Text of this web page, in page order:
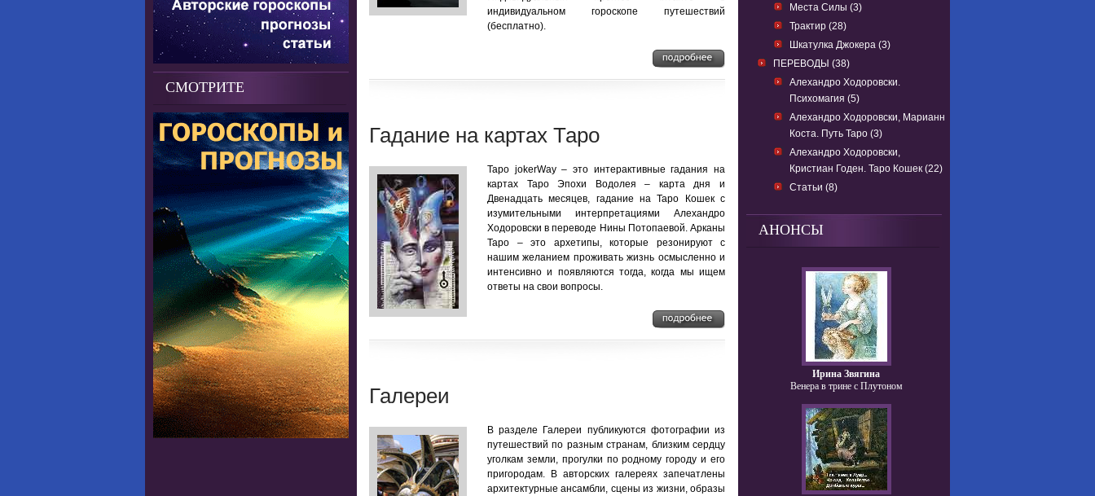
индивидуальном гороскопе путешествий
(бесплатно).
Гадание на картах Таро
Таро jokerWay – это интерактивные гадания на
картах Таро Эпохи Водолея – карта дня и
Двенадцать месяцев, гадание на Таро Кошек с
изумительными интерпретациями Алехандро
Ходоровски в переводе Нины Потопаевой. Арканы
Таро – это архетипы, которые резонируют с
нашим желанием проживать жизнь осмысленно и
интенсивно и появляются тогда, когда мы ищем
ответы на свои вопросы.
Галереи
В разделе Галереи публикуются фотографии из
путешествий по разным странам, близким сердцу
уголкам земли, прогулки по родному городу и его
пригородам. В авторских галереях запечатлены
архитектурные ансамбли, сцены из жизни, образы
Места Силы (3)
Трактир (28)
Шкатулка Джокера (3)
ПЕРЕВОДЫ (38)
Алехандро Ходоровски.
Психомагия (5)
Алехандро Ходоровски, Марианн
Коста. Путь Таро (3)
Алехандро Ходоровски,
Кристиан Годен. Таро Кошек (22)
Статьи (8)
АНОНСЫ
Ирина Звягина
Венера в трине с Плутоном
СМОТРИТЕ